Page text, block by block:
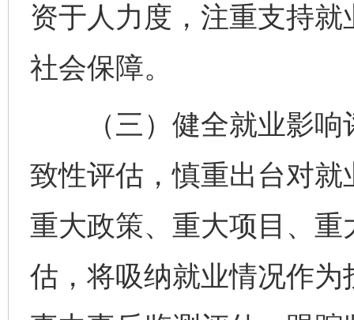
资于人力度，注重支持
社会保障。
（三）健全就业影响
致性评估，慎重出台对
重大政策、重大项目、
估，将吸纳就业情况作